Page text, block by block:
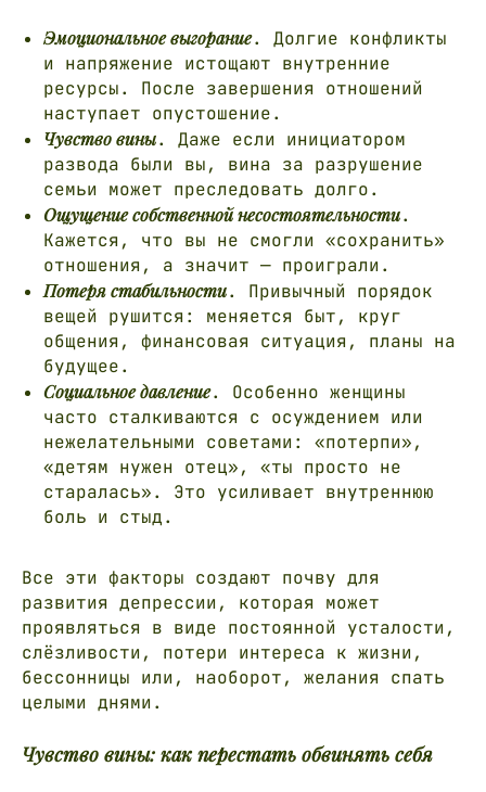
Эмоциональное выгорание. Долгие конфликты
и напряжение истощают внутренние
ресурсы. После завершения отношений
наступает опустошение.
Чувство вины. Даже если инициатором
развода были вы, вина за разрушение
семьи может преследовать долго.
Ощущение собственной несостоятельности.
Кажется, что вы не смогли «сохранить»
отношения, а значит — проиграли.
Потеря стабильности. Привычный порядок
вещей рушится: меняется быт, круг
общения, финансовая ситуация, планы на
будущее.
Социальное давление. Особенно женщины
часто сталкиваются с осуждением или
нежелательными советами: «потерпи»,
«детям нужен отец», «ты просто не
старалась». Это усиливает внутреннюю
боль и стыд.
Все эти факторы создают почву для
развития депрессии, которая может
проявляться в виде постоянной усталости,
слёзливости, потери интереса к жизни,
бессонницы или, наоборот, желания спать
целыми днями.
Чувство вины: как перестать обвинять себя